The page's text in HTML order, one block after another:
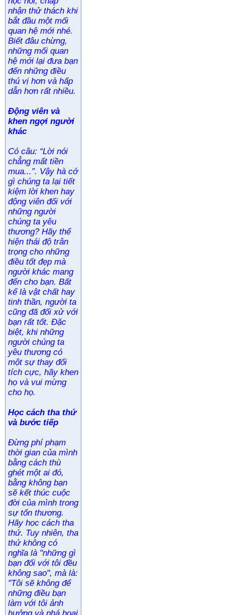
nhận thử thách khi
bắt đầu một mối
quan hệ mới nhé.
Biết đâu chừng,
những mối quan
hệ mới lại đưa bạn
đến những điều
thú vị hơn và hấp
dẫn hơn rất nhiều.
Động viên và
khen ngợi người
khác
Có câu: “Lời nói
chẳng mất tiền
mua...”. Vậy hà cớ
gì chúng ta lại tiết
kiệm lời khen hay
động viên đối với
những người
chúng ta yêu
thương? Hãy thể
hiện thái độ trân
trọng cho những
điều tốt đẹp mà
người khác mang
đến cho bạn. Bất
kể là vật chất hay
tinh thần, người ta
cũng đã đối xử với
bạn rất tốt. Đặc
biệt, khi những
người chúng ta
yêu thương có
một sự thay đổi
tích cực, hãy khen
họ và vui mừng
cho họ.
Học cách tha thứ
và bước tiếp
Đừng phí phạm
thời gian của mình
bằng cách thù
ghét một ai đó,
bằng không bạn
sẽ kết thúc cuộc
đời của mình trong
sự tổn thương.
Hãy học cách tha
thứ. Tuy nhiên, tha
thứ không có
nghĩa là "những gì
bạn đối với tôi đều
không sao", mà là:
"Tôi sẽ không để
những điều bạn
làm với tôi ảnh